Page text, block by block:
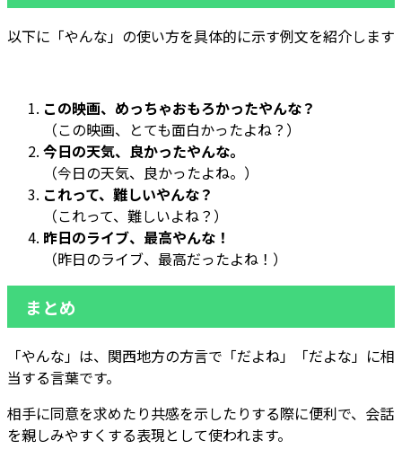
以下に「やんな」の使い方を具体的に示す例文を紹介します
この映画、めっちゃおもろかったやんな？
（この映画、とても面白かったよね？）
今日の天気、良かったやんな。
（今日の天気、良かったよね。）
これって、難しいやんな？
（これって、難しいよね？）
昨日のライブ、最高やんな！
（昨日のライブ、最高だったよね！）
まとめ
「やんな」は、関西地方の方言で「だよね」「だよな」に相
当する言葉です。
相手に同意を求めたり共感を示したりする際に便利で、会話
を親しみやすくする表現として使われます。